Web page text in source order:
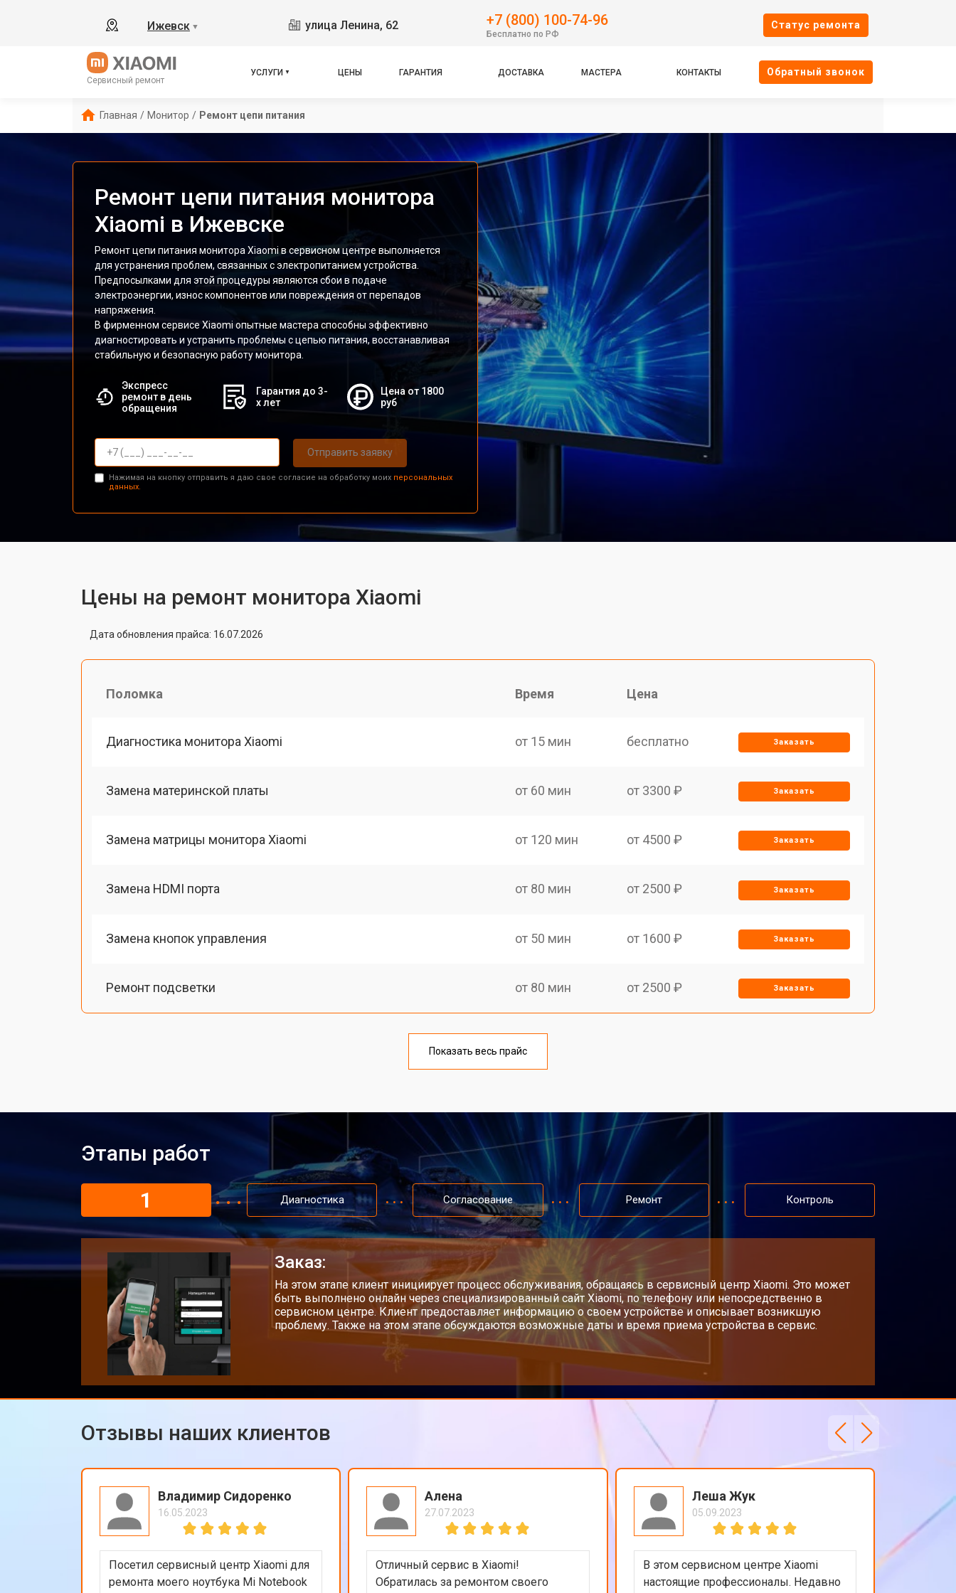
Ижевск ▼ улица Ленина, 62 +7 (800) 100-74-96
Бесплатно по РФ
Cтатус ремонта
Сервисный ремонт
УСЛУГИ ЦЕНЫ ГАРАНТИЯ ДОСТАВКА МАСТЕРА КОНТАКТЫ Oбратный звонок
Главная / Монитор / Ремонт цепи питания
Ремонт цепи питания монитора
Xiaomi в Ижевске
Ремонт цепи питания монитора Xiaomi в сервисном центре выполняется
для устранения проблем, связанных с электропитанием устройства.
Предпосылками для этой процедуры являются сбои в подаче
электроэнергии, износ компонентов или повреждения от перепадов
напряжения.
В фирменном сервисе Xiaomi опытные мастера способны эффективно
диагностировать и устранить проблемы с цепью питания, восстанавливая
стабильную и безопасную работу монитора.
Экспресс
ремонт в день
обращения
Гарантия до 3-
х лет
Цена от 1800
руб
Отправить заявку
Нажимая на кнопку отправить я даю свое согласие на обработку моих персональных
данных.
Цены на ремонт монитора Xiaomi
Дата обновления прайса: 16.07.2026
Поломка Время Цена
Диагностика монитора Xiaomi от 15 мин бесплатно Заказать
Замена материнской платы от 60 мин от 3300 ₽ Заказать
Замена матрицы монитора Xiaomi от 120 мин от 4500 ₽ Заказать
Замена HDMI порта от 80 мин от 2500 ₽ Заказать
Замена кнопок управления от 50 мин от 1600 ₽ Заказать
Ремонт подсветки от 80 мин от 2500 ₽ Заказать
Показать весь прайс
Этапы работ
1
Диагностика Согласование Ремонт Контроль
Заказ:
На этом этапе клиент инициирует процесс обслуживания, обращаясь в сервисный центр Xiaomi. Это может
быть выполнено онлайн через специализированный сайт Xiaomi, по телефону или непосредственно в
сервисном центре. Клиент предоставляет информацию о своем устройстве и описывает возникшую
проблему. Также на этом этапе обсуждаются возможные даты и время приема устройства в сервис.
Отзывы наших клиентов
Владимир Сидоренко
16.05.2023
Посетил сервисный центр Xiaomi для
ремонта моего ноутбука Mi Notebook
Алена
27.07.2023
Отличный сервис в Xiaomi!
Обратилась за ремонтом своего
Леша Жук
05.09.2023
В этом сервисном центре Xiaomi
настоящие профессионалы. Недавно